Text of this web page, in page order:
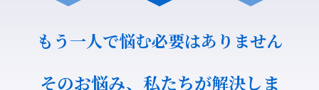
もう一人で悩む必要はありません
そのお悩み、私たちが解決しま